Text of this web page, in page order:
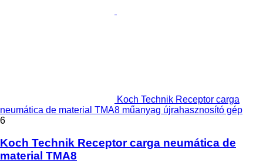
Koch Technik Receptor carga
neumática de material TMA8 műanyag újrahasznosító gép
6
Koch Technik Receptor carga neumática de
material TMA8